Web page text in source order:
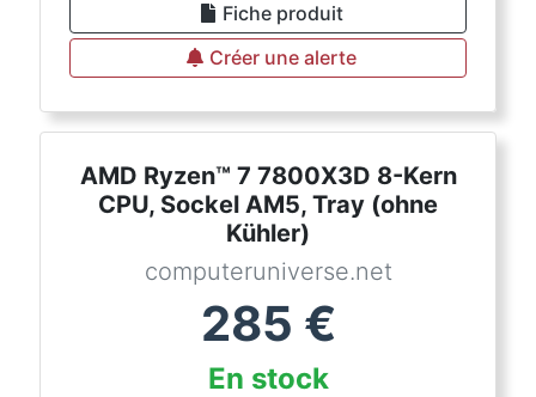
Fiche produit
Créer une alerte
AMD Ryzen™ 7 7800X3D 8-Kern
CPU, Sockel AM5, Tray (ohne
Kühler)
computeruniverse.net
285 €
En stock